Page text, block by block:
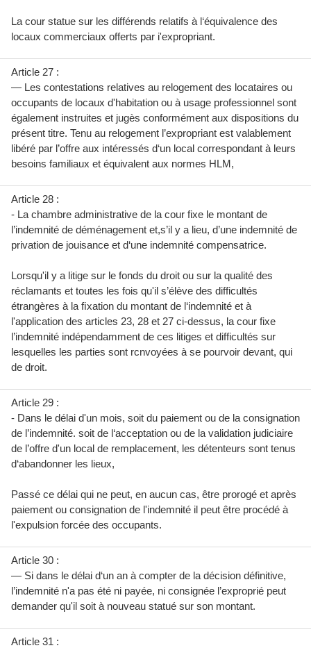
La cour statue sur les différends relatifs à l‘équivalence des
locaux commerciaux offerts par i'expropriant.
Article 27 :
— Les contestations relatives au relogement des locataires ou
occupants de locaux d'habitation ou à usage professionnel sont
également instruites et jugès conformément aux dispositions du
présent titre. Tenu au relogement l’expropriant est valablement
libéré par l’offre aux intéressés d‘un local correspondant à leurs
besoins familiaux et équivalent aux normes HLM,
Article 28 :
- La chambre administrative de la cour fixe le montant de
l’indemnité de déménagement et,s’il y a lieu, d’une indemnité de
privation de jouisance et d‘une indemnité compensatrice.
Lorsqu'il y a litige sur le fonds du droit ou sur la qualité des
réclamants et toutes les fois qu'il s’élève des difficultés
étrangères à la ﬁxation du montant de l‘indemnité et à
l'application des articles 23, 28 et 27 ci-dessus, la cour fixe
l’indemnité indépendamment de ces litiges et difficultés sur
lesquelles les parties sont rcnvoyées à se pourvoir devant, qui
de droit.
Article 29 :
- Dans le délai d'un mois, soit du paiement ou de la consignation
de l’indemnité. soit de l‘acceptation ou de la validation judiciaire
de l’offre d'un local de remplacement, les détenteurs sont tenus
d‘abandonner les lieux,
Passé ce délai qui ne peut, en aucun cas, être prorogé et après
paiement ou consignation de l'indemnité il peut être procédé à
l'expulsion forcée des occupants.
Article 30 :
— Si dans le délai d‘un an à compter de la décision définitive,
l’indemnité n'a pas été ni payée, ni consignée l’exproprié peut
demander qu'il soit à nouveau statué sur son montant.
Article 31 :